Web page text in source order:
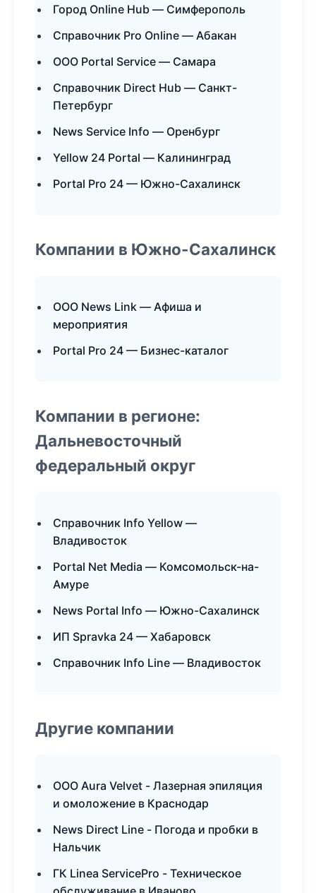
Город Online Hub — Симферополь
Справочник Pro Online — Абакан
ООО Portal Service — Самара
Справочник Direct Hub — Санкт-
Петербург
News Service Info — Оренбург
Yellow 24 Portal — Калининград
Portal Pro 24 — Южно-Сахалинск
Компании в Южно-Сахалинск
ООО News Link — Афиша и
мероприятия
Portal Pro 24 — Бизнес-каталог
Компании в регионе:
Дальневосточный
федеральный округ
Справочник Info Yellow —
Владивосток
Portal Net Media — Комсомольск-на-
Амуре
News Portal Info — Южно-Сахалинск
ИП Spravka 24 — Хабаровск
Справочник Info Line — Владивосток
Другие компании
ООО Aura Velvet - Лазерная эпиляция
и омоложение в Краснодар
News Direct Line - Погода и пробки в
Нальчик
ГК Linea ServicePro - Техническое